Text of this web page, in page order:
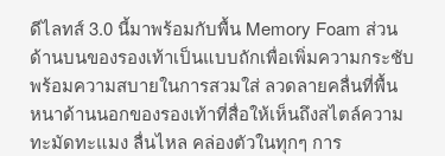
ดีไลทส์ 3.0 นี้มาพร้อมกับพื้น Memory Foam ส่วน
ด้านบนของรองเท้าเป็นแบบถักเพื่อเพิ่มความกระชับ
พร้อมความสบายในการสวมใส่ ลวดลายคลื่นที่พื้น
หนาด้านนอกของรองเท้าที่สื่อให้เห็นถึงสไตล์ความ
ทะมัดทะแมง ลื่นไหล คล่องตัวในทุกๆ การ